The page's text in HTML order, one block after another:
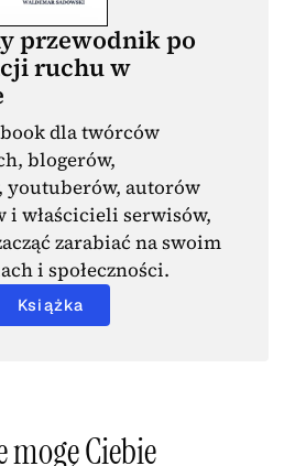
przewodnik po
ruchu w
dla twórców
blogerów,
youtuberów, autorów
i właścicieli serwisów,
zarabiać na swoim
i społeczności.
Książka
Ciebie